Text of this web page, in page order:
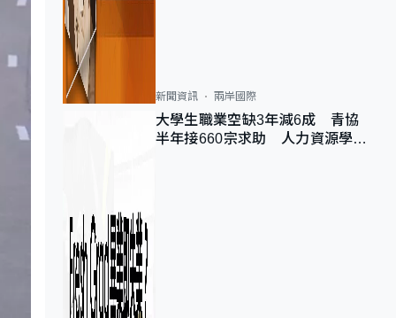
新聞資訊 兩岸國際
大學生職業空缺3年減6成 青協
半年接660宗求助 人力資源學